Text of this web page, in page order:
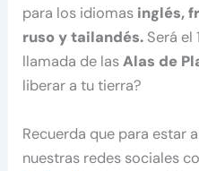
para los idiomas inglés,
ruso y tailandés. Será el
llamada de lasAlas de
liberar a tu tierra?
Recuerda que para estar
nuestras redes sociales